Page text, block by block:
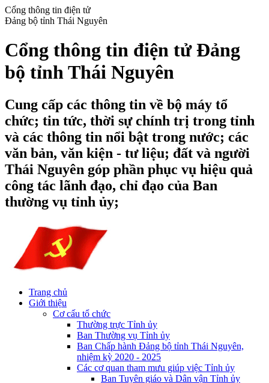
Cổng thông tin điện tử
Đảng bộ tỉnh Thái Nguyên
Cổng thông tin điện tử Đảng
bộ tỉnh Thái Nguyên
Cung cấp các thông tin về bộ máy tổ
chức; tin tức, thời sự chính trị trong tỉnh
và các thông tin nổi bật trong nước; các
văn bản, văn kiện - tư liệu; đất và người
Thái Nguyên góp phần phục vụ hiệu quả
công tác lãnh đạo, chỉ đạo của Ban
thường vụ tỉnh ủy;
Trang chủ
Giới thiệu
Cơ cấu tổ chức
Thường trực Tỉnh ủy
Ban Thường vụ Tỉnh ủy
Ban Chấp hành Đảng bộ tỉnh Thái Nguyên,
nhiệm kỳ 2020 - 2025
Các cơ quan tham mưu giúp việc Tỉnh ủy
Ban Tuyên giáo và Dân vận Tỉnh ủy